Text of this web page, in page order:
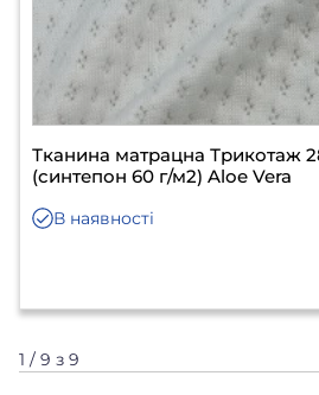
Тканина матрацна Трикотаж
(синтепон 60 г/м2) Aloe Vera
В наявності
1 / 9 з 9